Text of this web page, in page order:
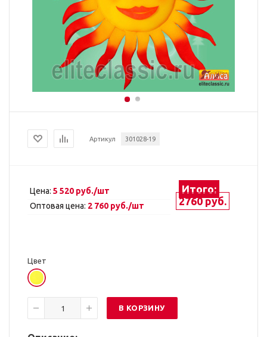
Артикул 301028-19
Цена: 5 520 руб./шт
Оптовая цена: 2 760 руб./шт
Итого:
2760 руб.
Цвет
В КОРЗИНУ